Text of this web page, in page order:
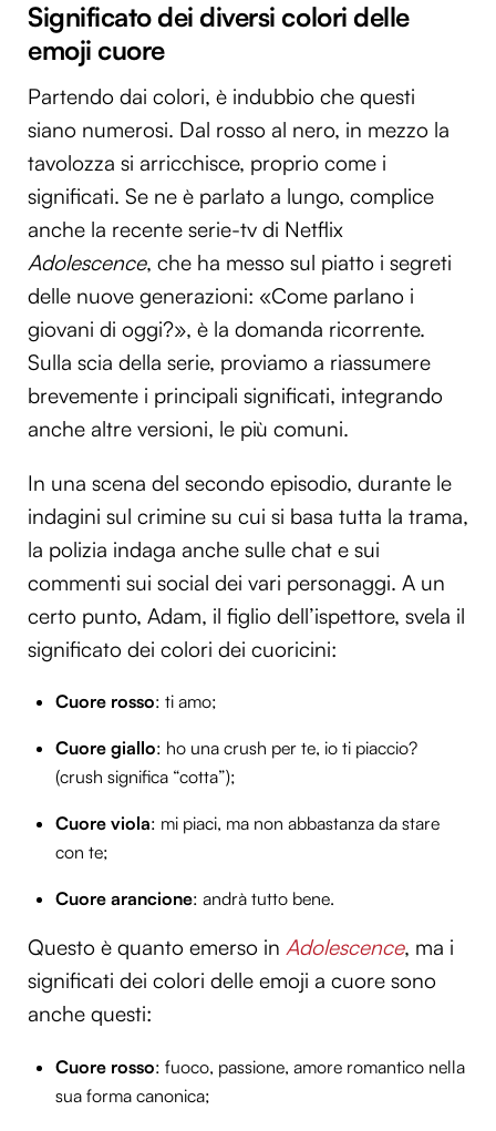
Significato dei diversi colori delle
emoji cuore
Partendo dai colori, è indubbio che questi
siano numerosi. Dal rosso al nero, in mezzo la
tavolozza si arricchisce, proprio come i
significati. Se ne è parlato a lungo, complice
anche la recente serie-tv di Netflix
Adolescence, che ha messo sul piatto i segreti
delle nuove generazioni: «Come parlano i
giovani di oggi?», è la domanda ricorrente.
Sulla scia della serie, proviamo a riassumere
brevemente i principali significati, integrando
anche altre versioni, le più comuni.
In una scena del secondo episodio, durante le
indagini sul crimine su cui si basa tutta la trama,
la polizia indaga anche sulle chat e sui
commenti sui social dei vari personaggi. A un
certo punto, Adam, il figlio dell’ispettore, svela il
significato dei colori dei cuoricini:
Cuore rosso: ti amo;
Cuore giallo: ho una crush per te, io ti piaccio?
(crush significa “cotta”);
Cuore viola: mi piaci, ma non abbastanza da stare
con te;
Cuore arancione: andrà tutto bene.
Questo è quanto emerso in Adolescence, ma i
significati dei colori delle emoji a cuore sono
anche questi:
Cuore rosso: fuoco, passione, amore romantico nella
sua forma canonica;